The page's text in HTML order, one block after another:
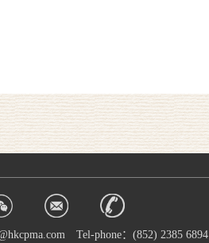
Tel-phone：(852) 2385 6894